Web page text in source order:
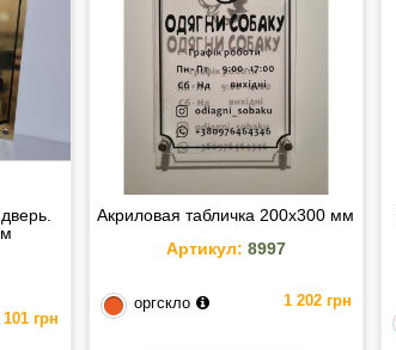
101 грн
Акриловая табличка 200х300 мм
Артикул: 8997
оргскло 1 202 грн